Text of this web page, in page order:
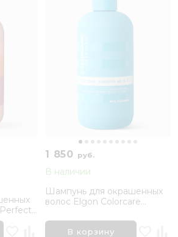
1 850 руб.
В наличии
Шампунь для окрашенных
волос Elgon Colorcare
В корзину